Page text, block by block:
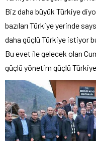
Biz daha büyük Türkiye
bazıları Türkiye yerinde
daha güçlü Türkiye istiyor
Bu evet ile gelecek olan
güçlü yönetim güçlü